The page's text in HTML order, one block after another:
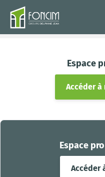
Espace
Accéder
Espace
Accéder à